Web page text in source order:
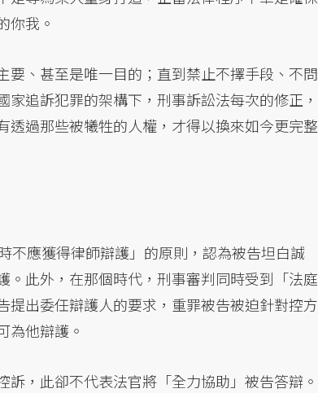
你我。
、甚至是唯一目的；直到禁止不擇手段、不問
追訴犯罪的架構下，刑事訴訟法每次的修正，
過那些被犧牲的人權，才得以換來如今更完整
不應獲得律師辯護」的原則，認為被告坦白誠
此外，在那個時代，刑事審判同時受到「法庭
出委任辯護人的要求，重罪被告被迫針對控方
為他辯護。
，此卻不代表法官將「全力協助」被告答辯。